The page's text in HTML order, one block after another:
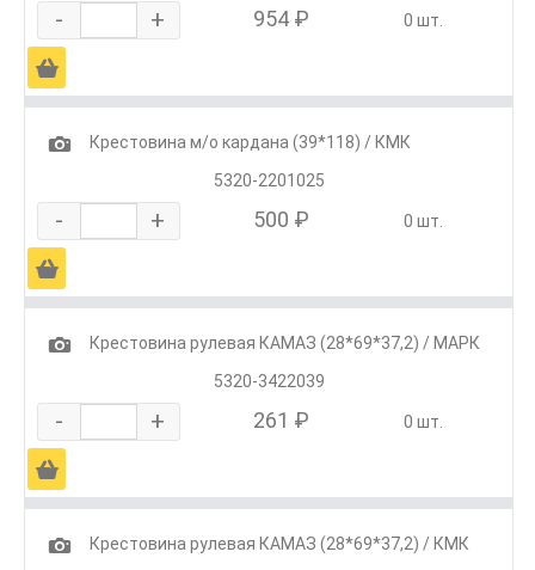
- + 954 ₽ 0 шт.
Ä
1
Крестовина м/о кардана (39*118) / КМК
5320-2201025
- + 500 ₽ 0 шт.
Ä
1
Крестовина рулевая КАМАЗ (28*69*37,2) / МАРК
5320-3422039
- + 261 ₽ 0 шт.
Ä
1
Крестовина рулевая КАМАЗ (28*69*37,2) / КМК